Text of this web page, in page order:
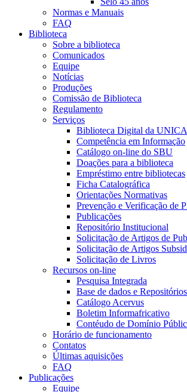
Normas e Manuais
FAQ
Biblioteca
Sobre a biblioteca
Comunicados
Equipe
Notícias
Produções
Comissão de Biblioteca
Regulamento
Serviços
Biblioteca Digital da
Competência em Informação
Catálogo on-line do SBU
Doações para a biblioteca
Empréstimo entre bibliotecas
Ficha Catalográfica
Orientações Normativas
Prevenção e Verificação de
Publicações
Repositório Institucional
Solicitação de Artigos de
Solicitação de Artigos
Solicitação de Livros
Recursos on-line
Pesquisa Integrada
Base de dados e Repositórios
Catálogo Acervus
Boletim Informafricativo
Contéudo de Domínio
Horário de funcionamento
Contatos
Últimas aquisições
FAQ
Publicações
Equipe